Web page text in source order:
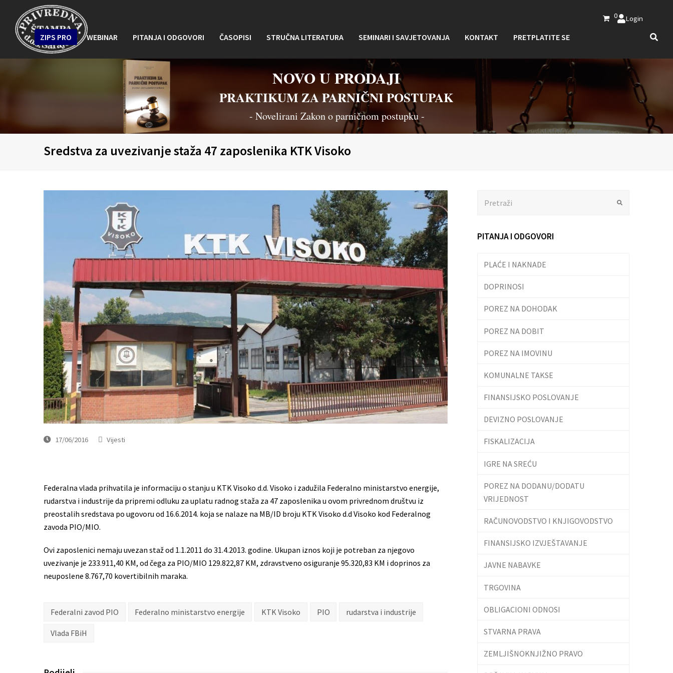
0 Login
ZIPS PRO WEBINAR PITANJA I ODGOVORI ČASOPISI STRUČNA LITERATURA SEMINARI I SAVJETOVANJA KONTAKT PRETPLATITE SE
NOVO U PRODAJI
PRAKTIKUM ZA PARNIČNI POSTUPAK
- Novelirani Zakon o parničnom postupku -
Sredstva za uvezivanje staža 47 zaposlenika KTK Visoko
17/06/2016 Vijesti
Federalna vlada prihvatila je informaciju o stanju u KTK Visoko d.d. Visoko i zadužila Federalno ministarstvo energije,
rudarstva i industrije da pripremi odluku za uplatu radnog staža za 47 zaposlenika u ovom privrednom društvu iz
preostalih sredstava po ugovoru od 16.6.2014. koja se nalaze na MB/ID broju KTK Visoko d.d Visoko kod Federalnog
zavoda PIO/MIO.
Ovi zaposlenici nemaju uvezan staž od 1.1.2011 do 31.4.2013. godine. Ukupan iznos koji je potreban za njegovo
uvezivanje je 233.911,40 KM, od čega za PIO/MIO 129.822,87 KM, zdravstveno osiguranje 95.320,83 KM i doprinos za
neuposlene 8.767,70 kovertibilnih maraka.
Federalni zavod PIO Federalno ministarstvo energije KTK Visoko PIO rudarstva i industrije
Vlada FBiH
PITANJA I ODGOVORI
PLAĆE I NAKNADE
DOPRINOSI
POREZ NA DOHODAK
POREZ NA DOBIT
POREZ NA IMOVINU
KOMUNALNE TAKSE
FINANSIJSKO POSLOVANJE
DEVIZNO POSLOVANJE
FISKALIZACIJA
IGRE NA SREĆU
POREZ NA DODANU/DODATU
VRIJEDNOST
RAČUNOVODSTVO I KNJIGOVODSTVO
FINANSIJSKO IZVJEŠTAVANJE
JAVNE NABAVKE
TRGOVINA
OBLIGACIONI ODNOSI
STVARNA PRAVA
ZEMLJIŠNOKNJIŽNO PRAVO